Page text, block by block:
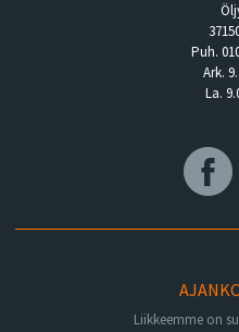
Puh.
Ark.
La.
Liikkeemme on